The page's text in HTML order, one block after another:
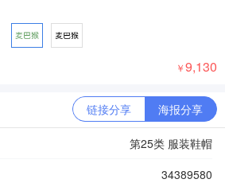
￥9,130
链接分享 海报分享
第25类 服装鞋帽
34389580